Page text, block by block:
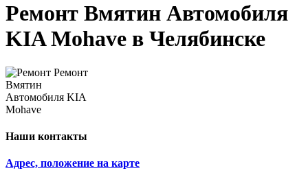
Ремонт Вмятин Автомобиля
KIA Mohave в Челябинске
Наши контакты
Адрес, положение на карте